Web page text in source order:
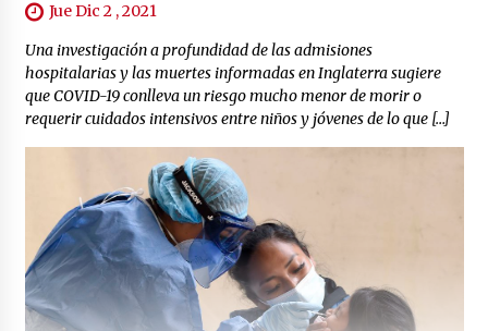
Jue Dic 2 , 2021
Una investigación a profundidad de las admisiones
hospitalarias y las muertes informadas en Inglaterra sugiere
que COVID-19 conlleva un riesgo mucho menor de morir o
requerir cuidados intensivos entre niños y jóvenes de lo que […]